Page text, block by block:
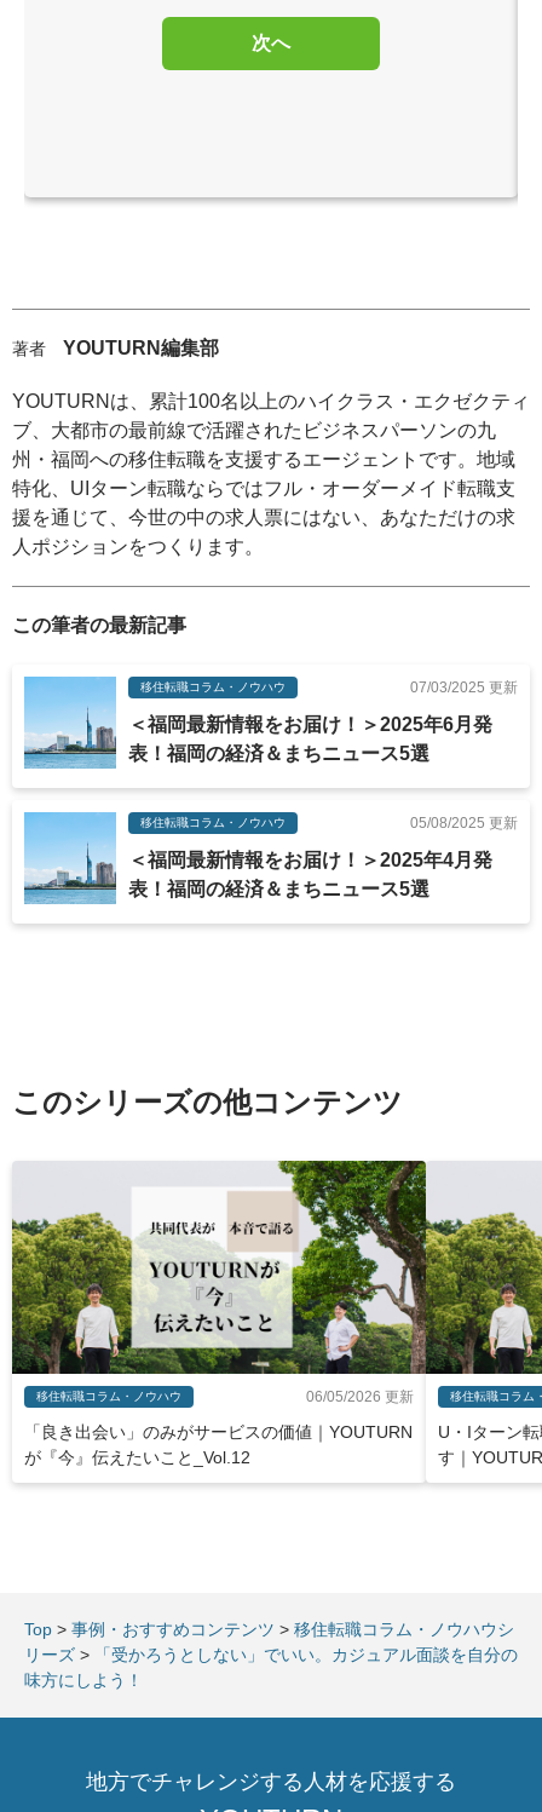
次へ
著者 YOUTURN編集部
YOUTURNは、累計100名以上のハイクラス・エクゼクティ
ブ、大都市の最前線で活躍されたビジネスパーソンの九
州・福岡への移住転職を支援するエージェントです。地域
特化、UIターン転職ならではフル・オーダーメイド転職支
援を通じて、今世の中の求人票にはない、あなただけの求
人ポジションをつくります。
この筆者の最新記事
移住転職コラム・ノウハウ 07/03/2025 更新
＜福岡最新情報をお届け！＞2025年6月発
表！福岡の経済＆まちニュース5選
移住転職コラム・ノウハウ 05/08/2025 更新
＜福岡最新情報をお届け！＞2025年4月発
表！福岡の経済＆まちニュース5選
このシリーズの他コンテンツ
移住転職コラム・ノウハウ 06/05/2026 更新
「良き出会い」のみがサービスの価値｜YOUTURN
が『今』伝えたいこと_Vol.12
移住転職コラム
U・Iターン
す｜
Top > 事例・おすすめコンテンツ > 移住転職コラム・ノウハウシ
リーズ >
「受かろうとしない」でいい。カジュアル面談を自分の
味方にしよう！
地方でチャレンジする人材を応援する